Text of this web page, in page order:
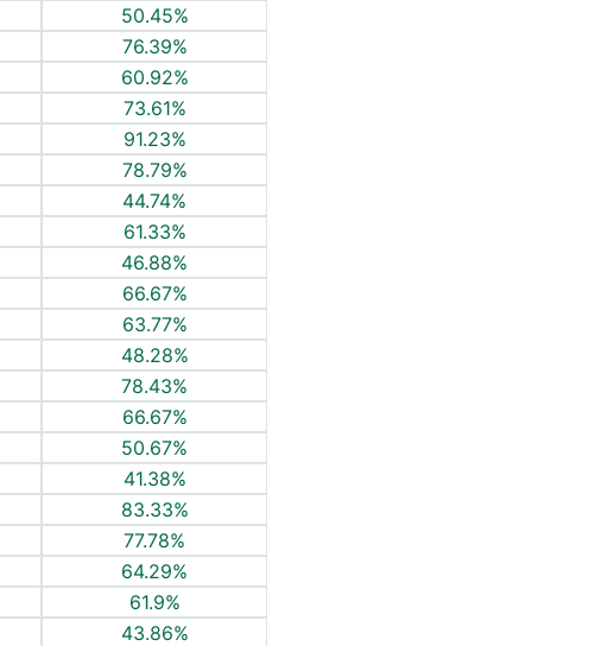
50.45%
76.39%
60.92%
73.61%
91.23%
78.79%
44.74%
61.33%
46.88%
66.67%
63.77%
48.28%
78.43%
66.67%
50.67%
41.38%
83.33%
77.78%
64.29%
61.9%
43.86%